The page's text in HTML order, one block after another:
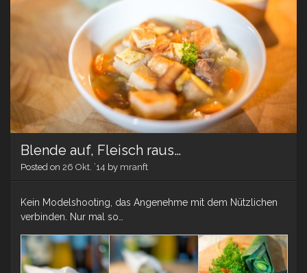
Blende auf, Fleisch raus…
Posted on 26 Okt. ’14 by mranft
Kein Modelshooting, das Angenehme mit dem Nützlichen
verbinden. Nur mal so…